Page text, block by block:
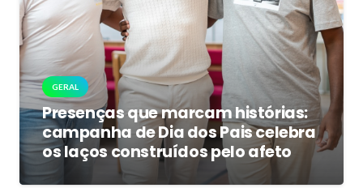
GERAL
Presenças que marcam histórias:
campanha de Dia dos Pais celebra
os laços construídos pelo afeto